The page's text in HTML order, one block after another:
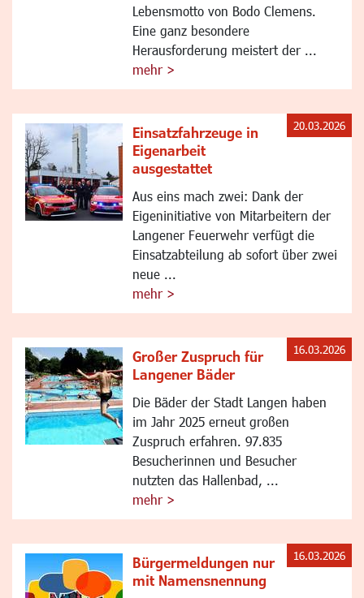
Lebensmotto von Bodo Clemens.
Eine ganz besondere
Herausforderung meistert der ...
mehr >
Einsatzfahrzeuge in
Eigenarbeit
ausgestattet
Aus eins mach zwei: Dank der
Eigeninitiative von Mitarbeitern der
Langener Feuerwehr verfügt die
Einsatzabteilung ab sofort über zwei
neue ...
mehr >
20.03.2026
Großer Zuspruch für
Langener Bäder
Die Bäder der Stadt Langen haben
im Jahr 2025 erneut großen
Zuspruch erfahren. 97.835
Besucherinnen und Besucher
nutzten das Hallenbad, ...
mehr >
16.03.2026
Bürgermeldungen nur
mit Namensnennung
16.03.2026